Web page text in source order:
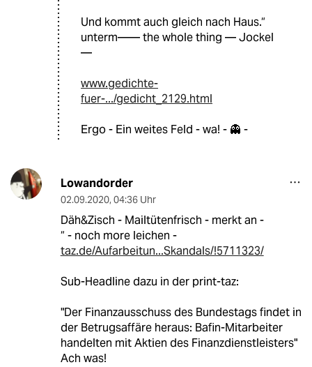
Und kommt auch gleich nach Haus.“
unterm—— the whole thing — Jockel
—
www.gedichte-
fuer-.../gedicht_2129.html
Ergo - Ein weites Feld - wa! - 👻 -
Lowandorder
02.09.2020, 04:36 Uhr
Däh&Zisch - Mailtütenfrisch - merkt an -
“ - noch more leichen -
taz.de/Aufarbeitun...Skandals/!5711323/
Sub-Headline dazu in der print-taz:
"Der Finanzausschuss des Bundestags findet in
der Betrugsaffäre heraus: Bafin-Mitarbeiter
handelten mit Aktien des Finanzdienstleisters"
Ach was!